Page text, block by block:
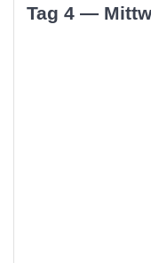
Tag 4 —